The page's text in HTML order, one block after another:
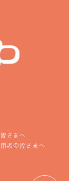
さまへ
者の皆さまへ